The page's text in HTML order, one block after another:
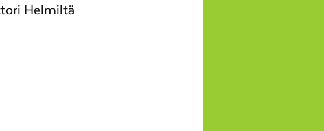
Helmiltä